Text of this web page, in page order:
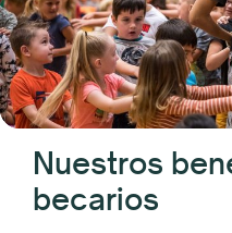
Nuestros
becarios
Tipo de destinatario
Individual
Organización